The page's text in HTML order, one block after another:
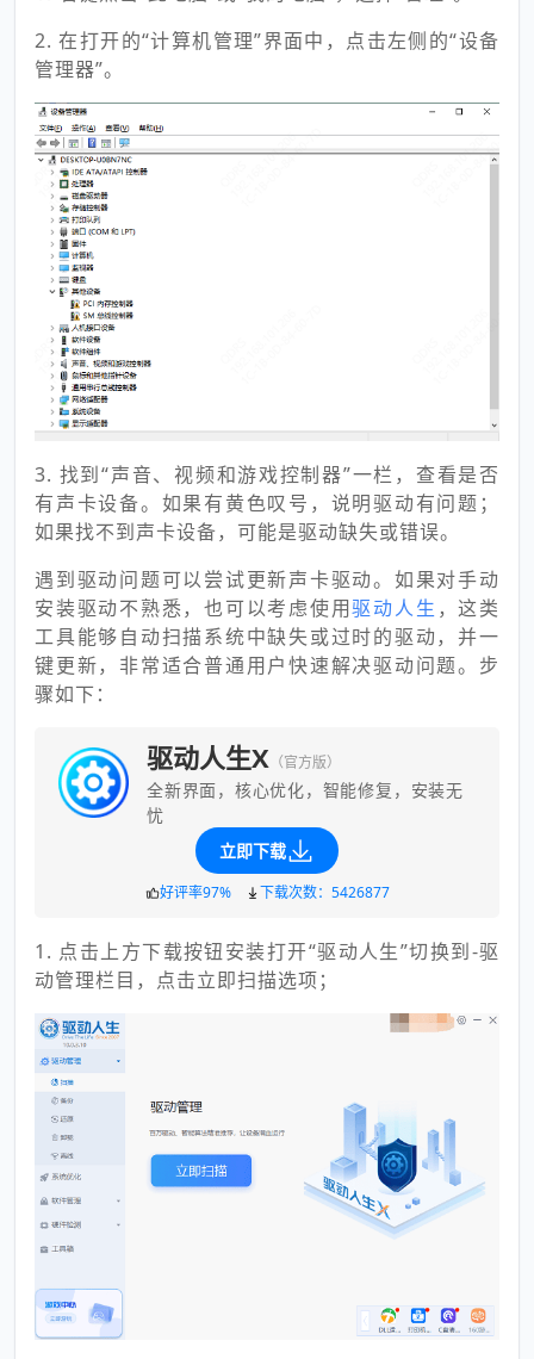
2. 在打开的“计算机管理”界面中，点击左侧的“设备
管理器”。
3. 找到“声音、视频和游戏控制器”一栏，查看是否
有声卡设备。如果有黄色叹号，说明驱动有问题；
如果找不到声卡设备，可能是驱动缺失或错误。
遇到驱动问题可以尝试更新声卡驱动。如果对手动
安装驱动不熟悉，也可以考虑使用驱动人生 ，这类
工具能够自动扫描系统中缺失或过时的驱动，并一
键更新，非常适合普通用户快速解决驱动问题。步
骤如下：
驱动人生X （官方版）
全新界面，核心优化，智能修复，安装无
忧
立即下载
好评率97% 下载次数：5426877
1. 点击上方下载按钮安装打开“驱动人生”切换到-驱
动管理栏目，点击立即扫描选项；